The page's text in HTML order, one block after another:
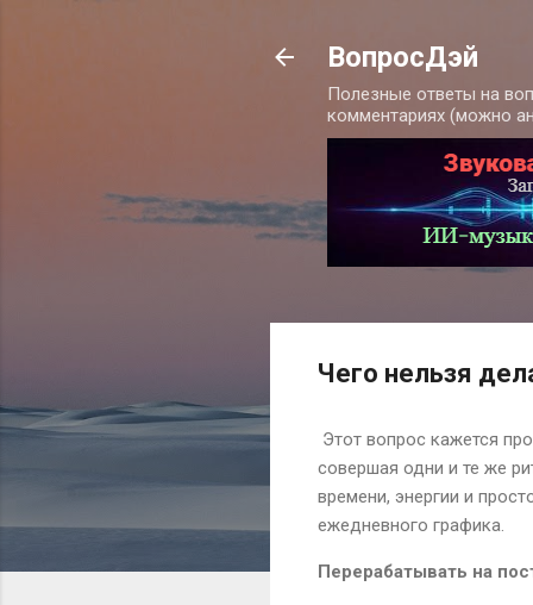
ВопросДэй
Полезные ответы на
комментариях (можно
Чего нельзя
Этот вопрос кажется
совершая одни и те же
времени, энергии и
ежедневного графика.
Перерабатывать на